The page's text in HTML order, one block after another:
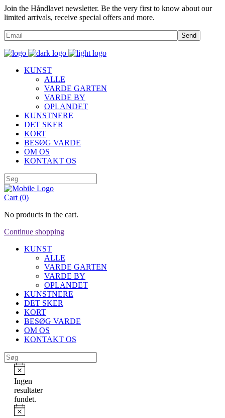
Join the Håndlavet newsletter. Be the very first to know about our
limited arrivals, receive special offers and more.
Send
KUNST
ALLE
VARDE GARTEN
VARDE BY
OPLANDET
KUNSTNERE
DET SKER
KORT
BESØG VARDE
OM OS
KONTAKT OS
Cart (0)
No products in the cart.
Continue shopping
KUNST
ALLE
VARDE GARTEN
VARDE BY
OPLANDET
KUNSTNERE
DET SKER
KORT
BESØG VARDE
OM OS
KONTAKT OS
Ingen
resultater
fundet.